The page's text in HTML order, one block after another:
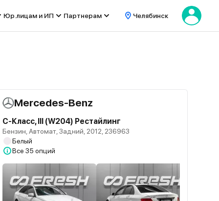
Юр.лицам и ИП Партнерам Челябинск
Mercedes-Benz
C-Класс, III (W204) Рестайлинг
Бензин, Автомат, Задний, 2012, 236963
Белый
Все35 опций